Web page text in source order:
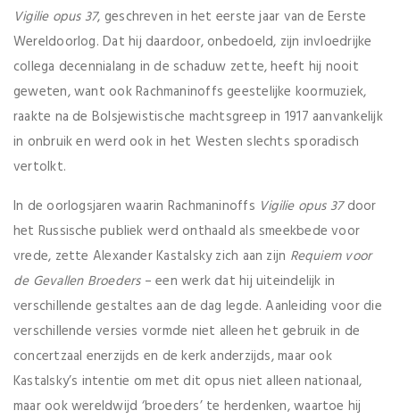
Vigilie opus 37, geschreven in het eerste jaar van de Eerste
Wereldoorlog. Dat hij daardoor, onbedoeld, zijn invloedrijke
collega decennialang in de schaduw zette, heeft hij nooit
geweten, want ook Rachmaninoffs geestelijke koormuziek,
raakte na de Bolsjewistische machtsgreep in 1917 aanvankelijk
in onbruik en werd ook in het Westen slechts sporadisch
vertolkt.
In de oorlogsjaren waarin Rachmaninoffs Vigilie opus 37door
het Russische publiek werd onthaald als smeekbede voor
vrede, zette Alexander Kastalsky zich aan zijn Requiem voor
de Gevallen Broeders– een werk dat hij uiteindelijk in
verschillende gestaltes aan de dag legde. Aanleiding voor die
verschillende versies vormde niet alleen het gebruik in de
concertzaal enerzijds en de kerk anderzijds, maar ook
Kastalsky’s intentie om met dit opus niet alleen nationaal,
maar ook wereldwijd ‘broeders’ te herdenken, waartoe hij